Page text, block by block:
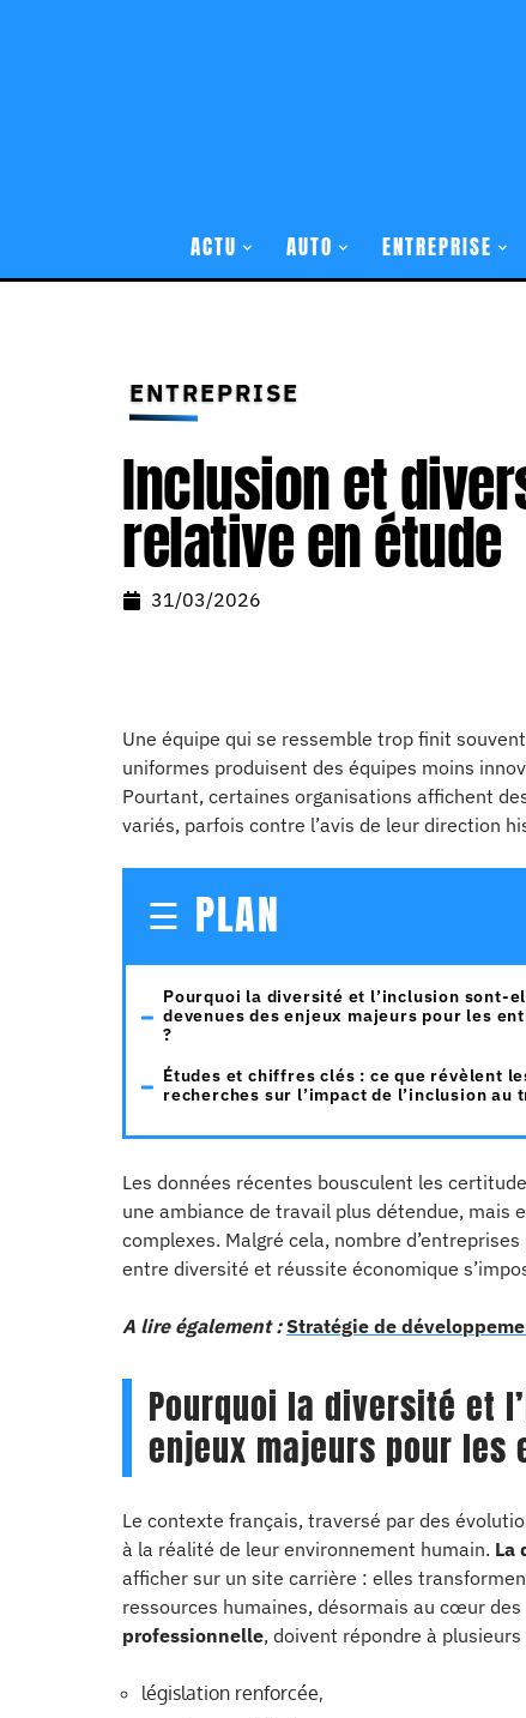
ACTU AUTO ENTREPRISE
ENTREPRISE
Inclusion et
relative en étude
31/03/2026
Une équipe qui se ressemble trop finit
uniformes produisent des équipes moins
Pourtant, certaines organisations affichent
variés, parfois contre l’avis de leur direction
PLAN
Pourquoi la diversité et l’inclusion sont-
devenues des enjeux majeurs pour les
?
Études et chiffres clés : ce que révèlent
recherches sur l’impact de l’inclusion au
Les données récentes bousculent les
une ambiance de travail plus détendue, mais
complexes. Malgré cela, nombre
entre diversité et réussite économique
A lire également : Stratégie de
Pourquoi la diversité et
enjeux majeurs pour les
Le contexte français, traversé par des
à la réalité de leur environnement humain. La
afficher sur un site carrière : elles
ressources humaines, désormais au cœur
professionnelle, doivent répondre à
législation renforcée,